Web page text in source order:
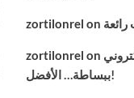
zortilonrel on
zortilonrel on
ببساطة… الأفضل!